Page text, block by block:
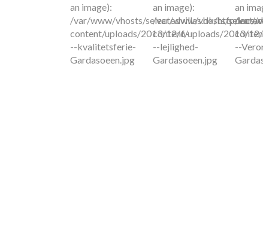
an image):
/var/www/vhosts/selectedvillas.dk/httpdocs/
content/uploads/2013/12/6-
--kvalitetsferie-
Gardasoeen.jpg
an image):
/var/www/vhosts/
content/uploads/2013/
--lejlighed-
Gardasoeen.jpg
an
/var/
--